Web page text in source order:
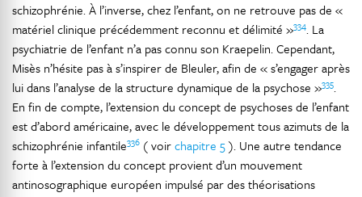
schizophrénie. À l’inverse, chez l’enfant, on ne retrouve pas de «
matériel clinique précédemment reconnu et délimité »334. La
psychiatrie de l’enfant n’a pas connu son Kraepelin. Cependant,
Misès n’hésite pas à s’inspirer de Bleuler, afin de « s’engager après
lui dans l’analyse de la structure dynamique de la psychose »335.
En fin de compte, l’extension du concept de psychoses de l’enfant
est d’abord américaine, avec le développement tous azimuts de la
schizophrénie infantile336 ( voirchapitre 5). Une autre tendance
forte à l’extension du concept provient d’un mouvement
antinosographique européen impulsé par des théorisations